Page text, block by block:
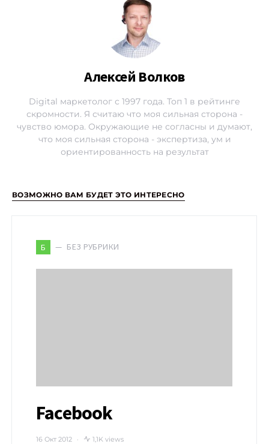
Алексей Волков
Digital маркетолог с 1997 года. Топ 1 в рейтинге
скромности. Я считаю что моя сильная сторона -
чувство юмора. Окружающие не согласны и думают,
что моя сильная сторона - экспертиза, ум и
ориентированность на результат
ВОЗМОЖНО ВАМ БУДЕТ ЭТО ИНТЕРЕСНО
Б БЕЗ РУБРИКИ
Facebook
16 Окт 2012 1,1K views